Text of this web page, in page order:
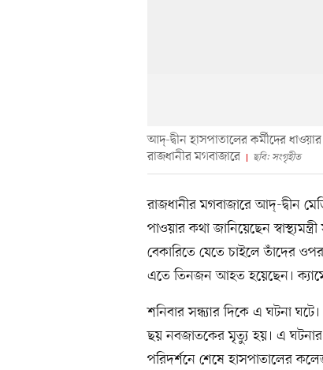
আদ্-দ্বীন হাসপাতালের কর্মীদের
রাজধানীর মগবাজারে
ছবি: সংগৃহীত
রাজধানীর মগবাজারে আদ্-দ্বীন
পাওয়ার কথা জানিয়েছেন
বেকারিতে যেতে চাইলে তাঁদের ওপর
এতে তিনজন আহত হয়েছেন।
শনিবার সন্ধ্যার দিকে এ ঘটনা
ছয় নবজাতকের মৃত্যু হয়। এ ঘটনার
পরিদর্শনে শেষে হাসপাতালের